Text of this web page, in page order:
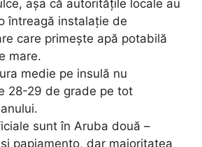
așa că autoritățile locale au
întreagă instalație de
care primește apă potabilă
mare.
medie pe insulă nu
28-29 de grade pe tot
sunt în Aruba două –
papiamento, dar majoritatea